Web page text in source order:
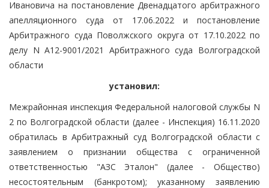
Ивановича на постановление Двенадцатого арбитражного
апелляционного суда от 17.06.2022 и постановление
Арбитражного суда Поволжского округа от 17.10.2022 по
делу N А12-9001/2021 Арбитражного суда Волгоградской
области
установил:
Межрайонная инспекция Федеральной налоговой службы N
2 по Волгоградской области (далее - Инспекция) 16.11.2020
обратилась в Арбитражный суд Волгоградской области с
заявлением о признании общества с ограниченной
ответственностью "АЗС Эталон" (далее - Общество)
несостоятельным (банкротом); указанному заявлению